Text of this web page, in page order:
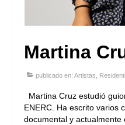
Martina
publicado en: Artistas
Martina Cruz estudió
ENERC. Ha escrito varios
documental y actualmente